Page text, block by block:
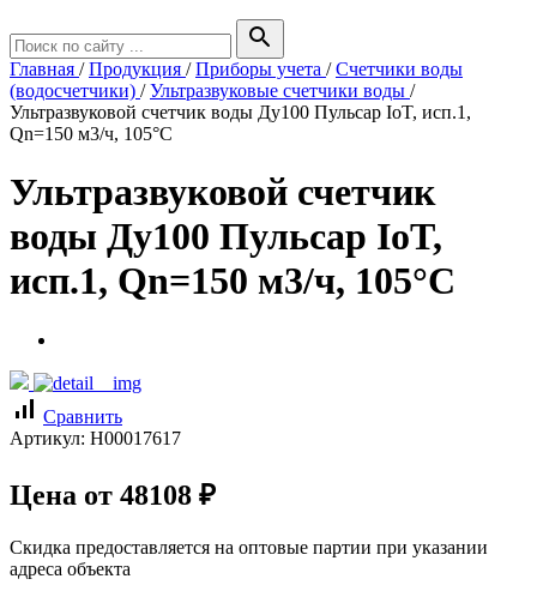
search
Главная /Продукция /Приборы учета /Счетчики воды
(водосчетчики) /Ультразвуковые счетчики воды /
Ультразвуковой счетчик воды Ду100 Пульсар IoT, исп.1,
Qn=150 м3/ч, 105°C
Ультразвуковой счетчик
воды Ду100 Пульсар IoT,
исп.1, Qn=150 м3/ч, 105°C
signal_cellular_alt Сравнить
Артикул: Н00017617
Цена от 48108 ₽
Скидка предоставляется на оптовые партии при указании
адреса объекта